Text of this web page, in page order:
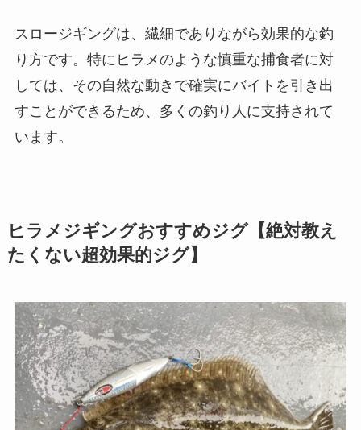
スロージギングは、繊細でありながら効果的な釣
り方です。特にヒラメのような慎重な捕食者に対
しては、その自然な動きで確実にバイトを引き出
すことができるため、多くの釣り人に支持されて
います。
ヒラメジギングおすすめジグ【絶対教え
たくない超効果的ジグ】